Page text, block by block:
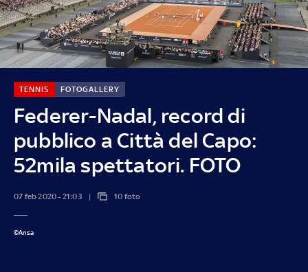
Federer-Nadal, record di
pubblico a Città del Capo:
52mila spettatori. FOTO
TENNIS FOTOGALLERY
07 feb 2020 - 21:03 10 foto
©Ansa